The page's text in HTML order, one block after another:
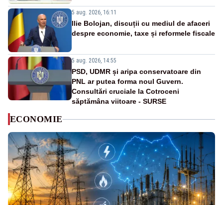
5 aug. 2026, 16:11
Ilie Bolojan, discuții cu mediul de afaceri
despre economie, taxe și reformele fiscale
5 aug. 2026, 14:55
PSD, UDMR și aripa conservatoare din
PNL ar putea forma noul Guvern.
Consultări cruciale la Cotroceni
săptămâna viitoare - SURSE
ECONOMIE